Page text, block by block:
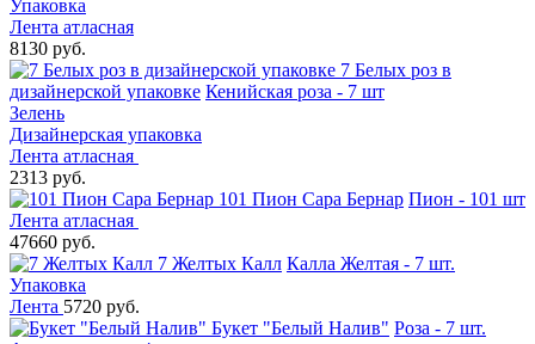
Упаковка
Лента атласная
8130 руб.
7 Белых роз в
дизайнерской упаковке Кенийская роза - 7 шт
Зелень
Дизайнерская упаковка
Лента атласная
2313 руб.
101 Пион Сара Бернар Пион - 101 шт
Лента атласная
47660 руб.
7 Желтых Калл Калла Желтая - 7 шт.
Упаковка
Лента 5720 руб.
Букет "Белый Налив" Роза - 7 шт.